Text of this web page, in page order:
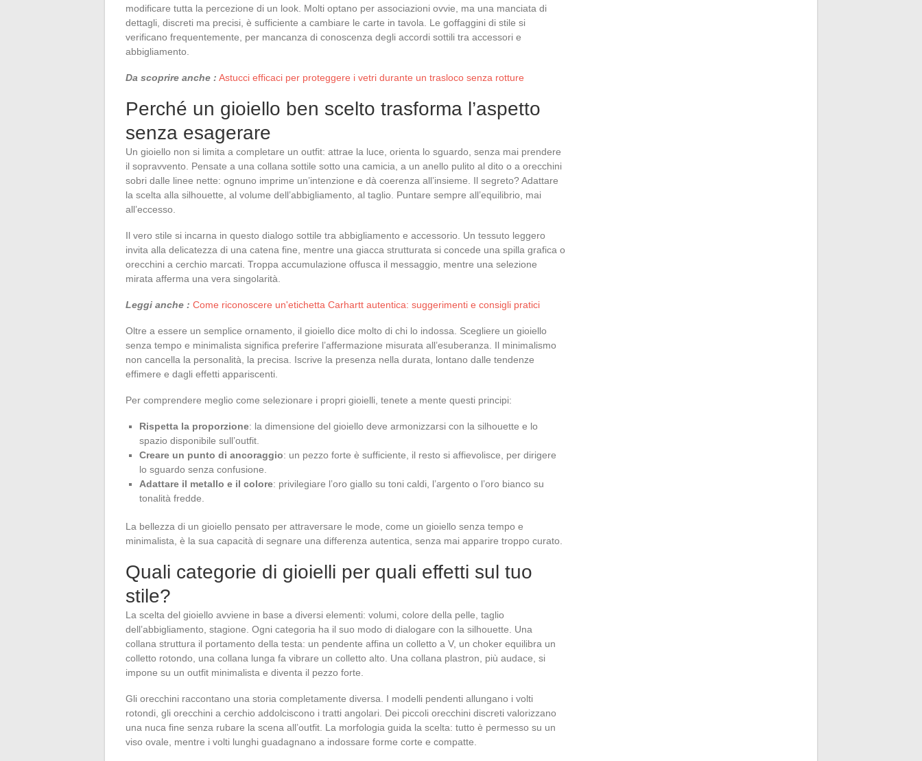
modificare tutta la percezione di un look. Molti optano per associazioni ovvie, ma una manciata di
dettagli, discreti ma precisi, è sufficiente a cambiare le carte in tavola. Le goffaggini di stile si
verificano frequentemente, per mancanza di conoscenza degli accordi sottili tra accessori e
abbigliamento.
Da scoprire anche : Astucci efficaci per proteggere i vetri durante un trasloco senza rotture
Perché un gioiello ben scelto trasforma l’aspetto
senza esagerare
Un gioiello non si limita a completare un outfit: attrae la luce, orienta lo sguardo, senza mai prendere
il sopravvento. Pensate a una collana sottile sotto una camicia, a un anello pulito al dito o a orecchini
sobri dalle linee nette: ognuno imprime un’intenzione e dà coerenza all’insieme. Il segreto? Adattare
la scelta alla silhouette, al volume dell’abbigliamento, al taglio. Puntare sempre all’equilibrio, mai
all’eccesso.
Il vero stile si incarna in questo dialogo sottile tra abbigliamento e accessorio. Un tessuto leggero
invita alla delicatezza di una catena fine, mentre una giacca strutturata si concede una spilla grafica o
orecchini a cerchio marcati. Troppa accumulazione offusca il messaggio, mentre una selezione
mirata afferma una vera singolarità.
Leggi anche : Come riconoscere un'etichetta Carhartt autentica: suggerimenti e consigli pratici
Oltre a essere un semplice ornamento, il gioiello dice molto di chi lo indossa. Scegliere un gioiello
senza tempo e minimalista significa preferire l’affermazione misurata all’esuberanza. Il minimalismo
non cancella la personalità, la precisa. Iscrive la presenza nella durata, lontano dalle tendenze
effimere e dagli effetti appariscenti.
Per comprendere meglio come selezionare i propri gioielli, tenete a mente questi principi:
Rispetta la proporzione: la dimensione del gioiello deve armonizzarsi con la silhouette e lo
spazio disponibile sull’outfit.
Creare un punto di ancoraggio: un pezzo forte è sufficiente, il resto si affievolisce, per dirigere
lo sguardo senza confusione.
Adattare il metallo e il colore: privilegiare l’oro giallo su toni caldi, l’argento o l’oro bianco su
tonalità fredde.
La bellezza di un gioiello pensato per attraversare le mode, come un gioiello senza tempo e
minimalista, è la sua capacità di segnare una differenza autentica, senza mai apparire troppo curato.
Quali categorie di gioielli per quali effetti sul tuo
stile?
La scelta del gioiello avviene in base a diversi elementi: volumi, colore della pelle, taglio
dell’abbigliamento, stagione. Ogni categoria ha il suo modo di dialogare con la silhouette. Una
collana struttura il portamento della testa: un pendente affina un colletto a V, un choker equilibra un
colletto rotondo, una collana lunga fa vibrare un colletto alto. Una collana plastron, più audace, si
impone su un outfit minimalista e diventa il pezzo forte.
Gli orecchini raccontano una storia completamente diversa. I modelli pendenti allungano i volti
rotondi, gli orecchini a cerchio addolciscono i tratti angolari. Dei piccoli orecchini discreti valorizzano
una nuca fine senza rubare la scena all’outfit. La morfologia guida la scelta: tutto è permesso su un
viso ovale, mentre i volti lunghi guadagnano a indossare forme corte e compatte.